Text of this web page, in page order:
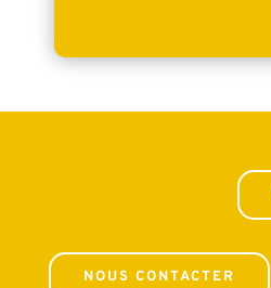
NOUS CONTACTER